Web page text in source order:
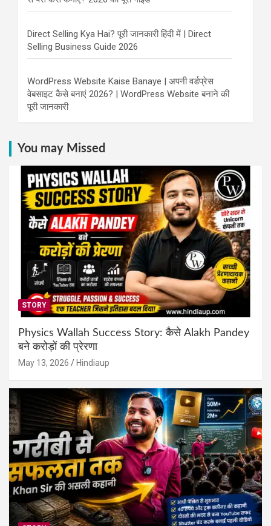
Direct Selling Kya Hai? पूरी जानकारी हिंदी में | Direct
Selling Business Guide 2026
WordPress Website Kaise Banaye | अपनी वर्डप्रेस
वेबसाइट कैसे बनाएं 2026? | WordPress Website बनाने की
पूरी जानकारी
You may Missed
STORY
Physics Wallah Success Story: कैसे Alakh Pandey
बने करोड़ों की प्रेरणा
May 13, 2026 Hindiaup